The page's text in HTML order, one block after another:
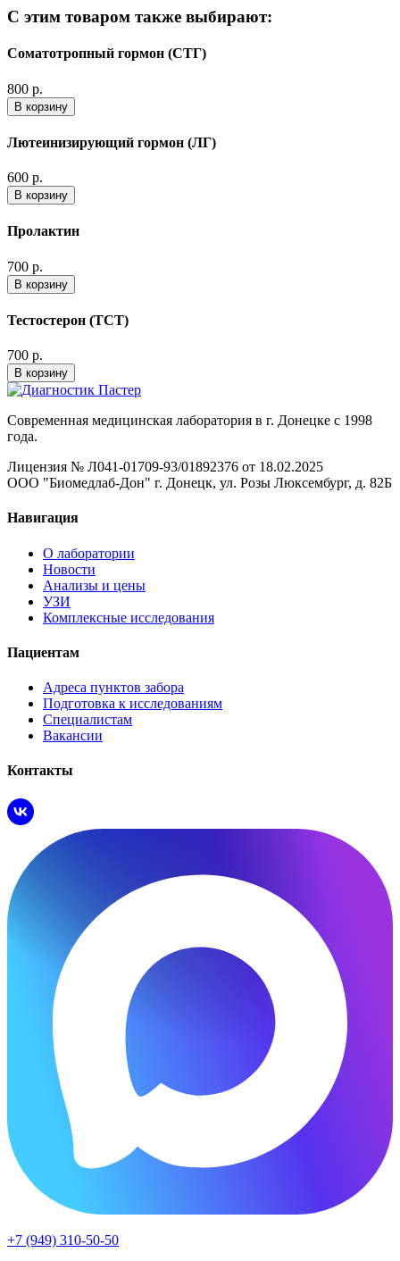
С этим товаром также выбирают:
Соматотропный гормон (СТГ)
800 р.
В корзину
Лютеинизирующий гормон (ЛГ)
600 р.
В корзину
Пролактин
700 р.
В корзину
Тестостерон (ТСТ)
700 р.
В корзину
Современная медицинская лаборатория в г. Донецке с 1998
года.
Лицензия № Л041-01709-93/01892376 от 18.02.2025
ООО "Биомедлаб-Дон" г. Донецк, ул. Розы Люксембург, д. 82Б
Навигация
О лаборатории
Новости
Анализы и цены
УЗИ
Комплексные исследования
Пациентам
Адреса пунктов забора
Подготовка к исследованиям
Специалистам
Вакансии
Контакты
+7 (949) 310-50-50